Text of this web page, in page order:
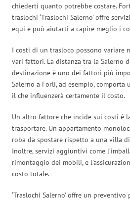
chiederti quanto potrebbe costare.
traslochi ‘Traslochi Salerno’ offre
equi e può aiutarti a capire meglio i
I costi di un trasloco possono variare
vari fattori. La distanza tra la Salerno
destinazione è uno dei fattori più
Salerno a Forlì, ad esempio,
il che influenzerà certamente il costo.
Un altro fattore che incide sui costi è
trasportare. Un appartamento
roba da spostare rispetto a una villa
Inoltre, servizi aggiuntivi come
rimontaggio dei mobili, e
costo totale.
‘Traslochi Salerno’ offre un